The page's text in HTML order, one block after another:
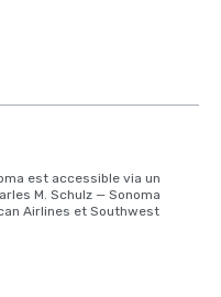
est accessible via un
M. Schulz — Sonoma
Airlines et Southwest